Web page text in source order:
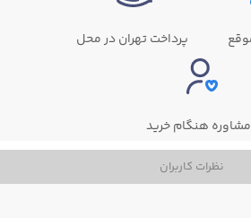
پرداخت تهران در محل
مشاوره هنگام خرید
نظرات کاربران